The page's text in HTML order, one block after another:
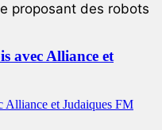
proposant des robots
avec Alliance et